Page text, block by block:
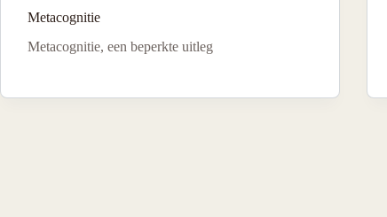
Metacognitie
Metacognitie, een beperkte uitleg